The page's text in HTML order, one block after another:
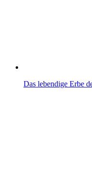
Das lebendige Erbe